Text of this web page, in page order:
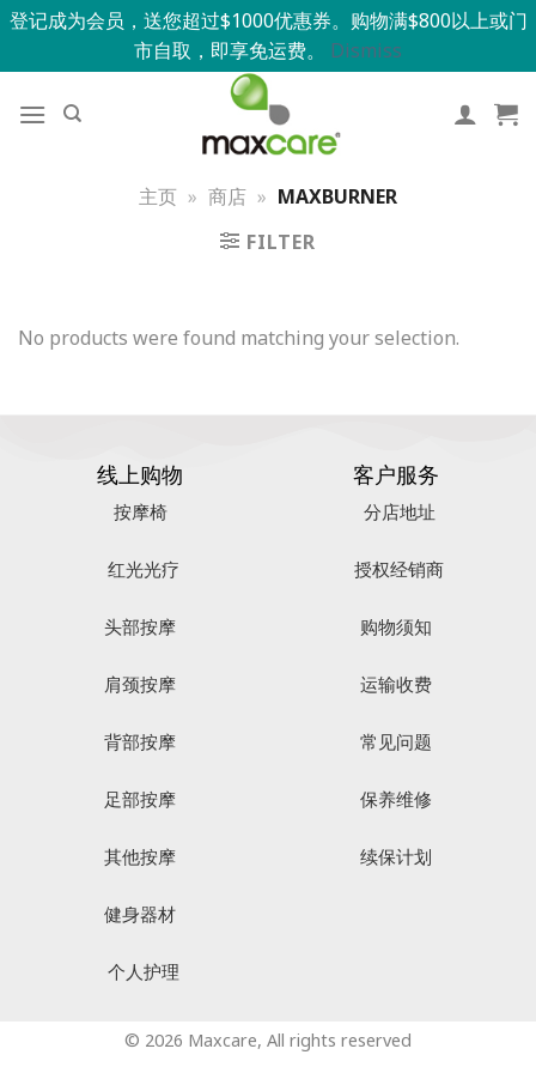
登记成为会员，送您超过$1000优惠券。购物满$800以上或门
市自取，即享免运费。 Dismiss
主页 » 商店 » MAXBURNER
FILTER
No products were found matching your selection.
线上购物
按摩椅
红光光疗
头部按摩
肩颈按摩
背部按摩
足部按摩
其他按摩
健身器材
个人护理
客户服务
分店地址
授权经销商
购物须知
运输收费
常见问题
保养维修
续保计划
© 2026 Maxcare, All rights reserved